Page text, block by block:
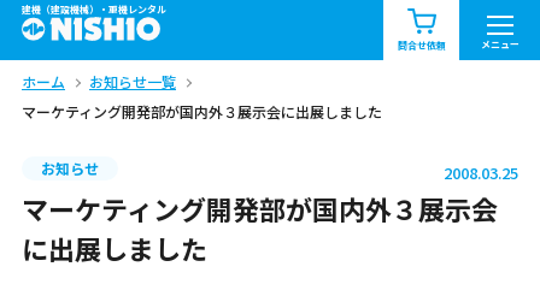
建機（建設機械）・重機レンタル
問合せ依頼 メニュー
商品一覧 お知らせ一覧
問合せ依頼リスト
北海道 東北 関東
中部
ホーム
お知らせ一覧
マーケティング開発部が国内外３展示会に出展しました
お知らせ 2008.03.25
マーケティング開発部が国内外３展示会
に出展しました